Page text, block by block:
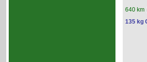
640 km
135 kg